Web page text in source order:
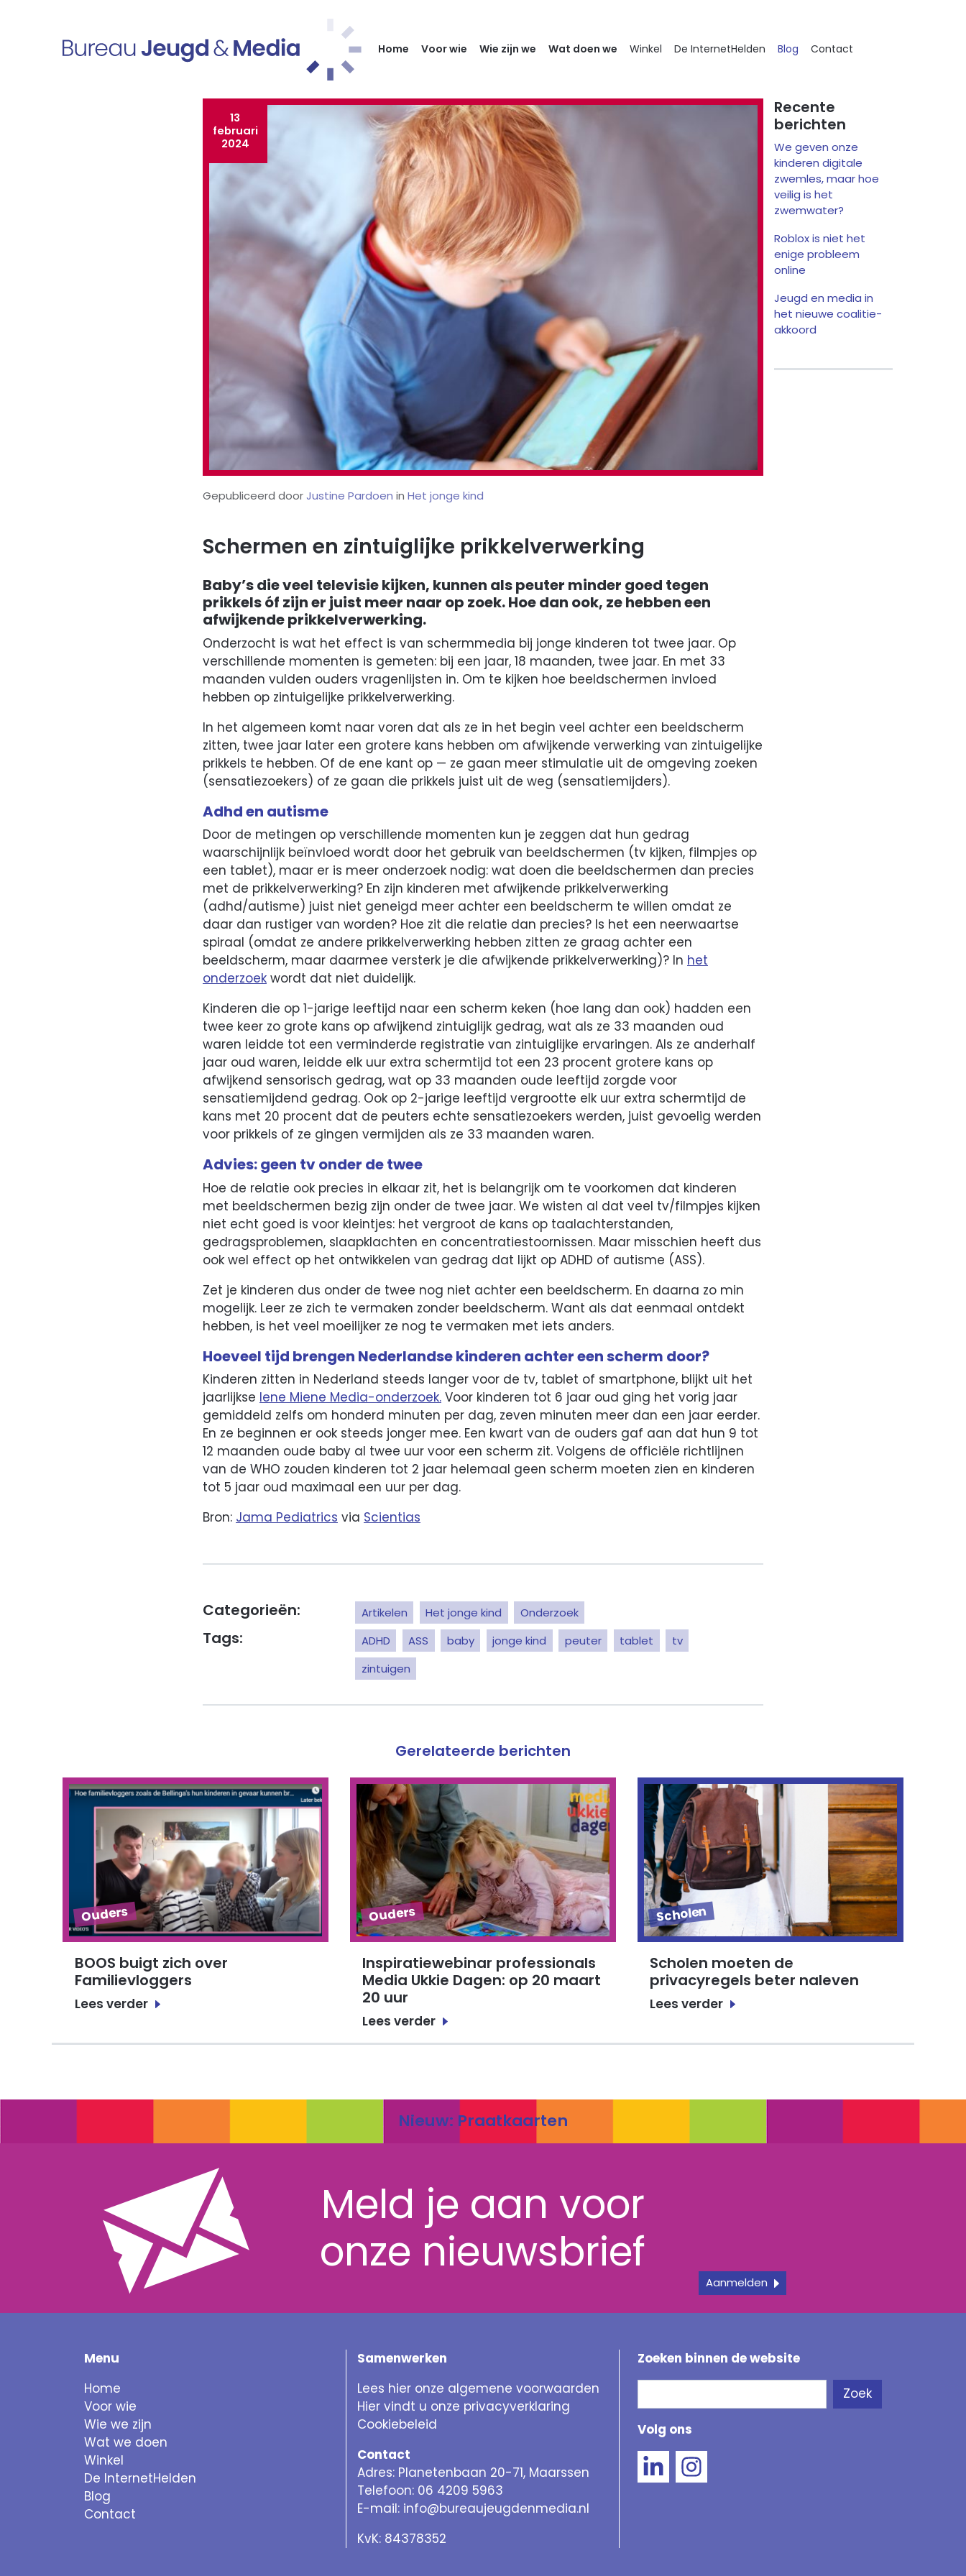
Hoofdnavigatie Home Voor wie Wie zijn we Wat doen we Winkel De InternetHelden Blog Contact
13
februari
2024
Gepubliceerd doorJustine Pardoen in Het jonge kind
Schermen en zintuiglijke prikkelverwerking
Baby’s die veel televisie kijken, kunnen als peuter minder goed tegen
prikkels óf zijn er juist meer naar op zoek. Hoe dan ook, ze hebben een
afwijkende prikkelverwerking.
Onderzocht is wat het effect is van schermmedia bij jonge kinderen tot twee jaar. Op
verschillende momenten is gemeten: bij een jaar, 18 maanden, twee jaar. En met 33
maanden vulden ouders vragenlijsten in. Om te kijken hoe beeldschermen invloed
hebben op zintuigelijke prikkelverwerking.
In het algemeen komt naar voren dat als ze in het begin veel achter een beeldscherm
zitten, twee jaar later een grotere kans hebben om afwijkende verwerking van zintuigelijke
prikkels te hebben. Of de ene kant op — ze gaan meer stimulatie uit de omgeving zoeken
(sensatiezoekers) of ze gaan die prikkels juist uit de weg (sensatiemijders).
Adhd en autisme
Door de metingen op verschillende momenten kun je zeggen dat hun gedrag
waarschijnlijk beïnvloed wordt door het gebruik van beeldschermen (tv kijken, filmpjes op
een tablet), maar er is meer onderzoek nodig: wat doen die beeldschermen dan precies
met de prikkelverwerking? En zijn kinderen met afwijkende prikkelverwerking
(adhd/autisme) juist niet geneigd meer achter een beeldscherm te willen omdat ze
daar dan rustiger van worden? Hoe zit die relatie dan precies? Is het een neerwaartse
spiraal (omdat ze andere prikkelverwerking hebben zitten ze graag achter een
beeldscherm, maar daarmee versterk je die afwijkende prikkelverwerking)? In het
onderzoek wordt dat niet duidelijk.
Kinderen die op 1-jarige leeftijd naar een scherm keken (hoe lang dan ook) hadden een
twee keer zo grote kans op afwijkend zintuiglijk gedrag, wat als ze 33 maanden oud
waren leidde tot een verminderde registratie van zintuiglijke ervaringen. Als ze anderhalf
jaar oud waren, leidde elk uur extra schermtijd tot een 23 procent grotere kans op
afwijkend sensorisch gedrag, wat op 33 maanden oude leeftijd zorgde voor
sensatiemijdend gedrag. Ook op 2-jarige leeftijd vergrootte elk uur extra schermtijd de
kans met 20 procent dat de peuters echte sensatiezoekers werden, juist gevoelig werden
voor prikkels of ze gingen vermijden als ze 33 maanden waren.
Advies: geen tv onder de twee
Hoe de relatie ook precies in elkaar zit, het is belangrijk om te voorkomen dat kinderen
met beeldschermen bezig zijn onder de twee jaar. We wisten al dat veel tv/filmpjes kijken
niet echt goed is voor kleintjes: het vergroot de kans op taalachterstanden,
gedragsproblemen, slaapklachten en concentratiestoornissen. Maar misschien heeft dus
ook wel effect op het ontwikkelen van gedrag dat lijkt op ADHD of autisme (ASS).
Zet je kinderen dus onder de twee nog niet achter een beeldscherm. En daarna zo min
mogelijk. Leer ze zich te vermaken zonder beeldscherm. Want als dat eenmaal ontdekt
hebben, is het veel moeilijker ze nog te vermaken met iets anders.
Hoeveel tijd brengen Nederlandse kinderen achter een scherm door?
Kinderen zitten in Nederland steeds langer voor de tv, tablet of smartphone, blijkt uit het
jaarlijkse Iene Miene Media-onderzoek. Voor kinderen tot 6 jaar oud ging het vorig jaar
gemiddeld zelfs om honderd minuten per dag, zeven minuten meer dan een jaar eerder.
En ze beginnen er ook steeds jonger mee. Een kwart van de ouders gaf aan dat hun 9 tot
12 maanden oude baby al twee uur voor een scherm zit. Volgens de officiële richtlijnen
van de WHO zouden kinderen tot 2 jaar helemaal geen scherm moeten zien en kinderen
tot 5 jaar oud maximaal een uur per dag.
Bron: Jama Pediatrics via Scientias
Categorieën: Artikelen Het jonge kind Onderzoek
Tags: ADHD ASS baby jonge kind peuter tablet
tv
zintuigen
Recente
berichten
We geven onze
kinderen digitale
zwemles, maar hoe
veilig is het
zwemwater?
Roblox is niet het
enige probleem
online
Jeugd en media in
het nieuwe coalitie-
akkoord
Gerelateerde berichten
Ouders
BOOS buigt zich over
Familievloggers
Lees verder
Ouders
Inspiratiewebinar professionals
Media Ukkie Dagen: op 20 maart
20 uur
Lees verder
Scholen
Scholen moeten de
privacyregels beter naleven
Lees verder
Nieuw: Praatkaarten
Meld je aan voor
onze nieuwsbrief
Aanmelden
Menu
Home
Voor wie
Wie we zijn
Wat we doen
Winkel
De InternetHelden
Blog
Contact
Samenwerken
Lees hier onze algemene voorwaarden
Hier vindt u onze privacyverklaring
Cookiebeleid
Contact
Adres: Planetenbaan 20-71, Maarssen
Telefoon: 06 4209 5963
E-mail: info@bureaujeugdenmedia.nl
KvK: 84378352
Zoeken binnen de website
Zoek
Volg ons